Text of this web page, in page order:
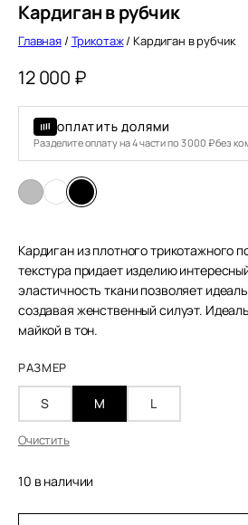
Кардиган в рубчик
Главная / Трикотаж/ Кардиган в рубчик
12 000 ₽
ОПЛАТИТЬ ДОЛЯМИ
Разделите оплату на 4 части по 3 000 ₽ без
Кардиган из плотного трикотажного
текстура придает изделию
эластичность ткани позволяет
создавая женственный силуэт.
майкой в тон.
РАЗМЕР
S M L
Очистить
10 в наличии